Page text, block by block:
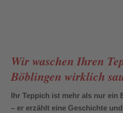
Wir waschen Ihren
Böblingen wirklich
Ihr Teppich ist mehr als nur ein
– er erzählt eine Geschichte